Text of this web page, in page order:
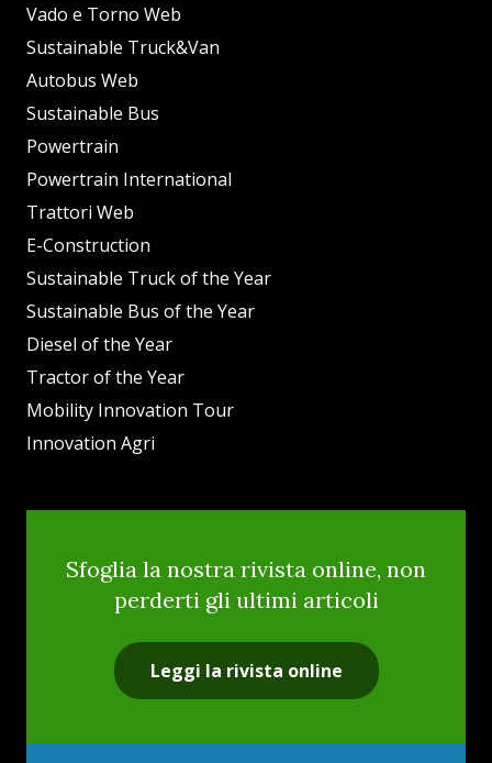
Vado e Torno Web
Sustainable Truck&Van
Autobus Web
Sustainable Bus
Powertrain
Powertrain International
Trattori Web
E-Construction
Sustainable Truck of the Year
Sustainable Bus of the Year
Diesel of the Year
Tractor of the Year
Mobility Innovation Tour
Innovation Agri
Sfoglia la nostra rivista online, non
perderti gli ultimi articoli
Leggi la rivista online